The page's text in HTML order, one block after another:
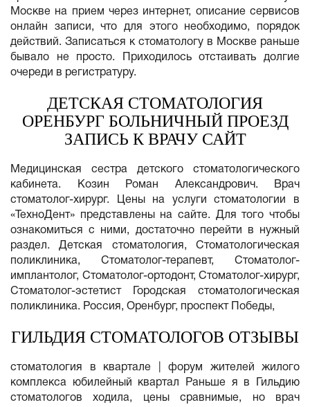
Москве на прием через интернет, описание сервисов
онлайн записи, что для этого необходимо, порядок
действий. Записаться к стоматологу в Москве раньше
бывало не просто. Приходилось отстаивать долгие
очереди в регистратуру.
ДЕТСКАЯ СТОМАТОЛОГИЯ
ОРЕНБУРГ БОЛЬНИЧНЫЙ ПРОЕЗД
ЗАПИСЬ К ВРАЧУ САЙТ
Медицинская сестра детского стоматологического
кабинета. Козин Роман Александрович. Врач
стоматолог-хирург. Цены на услуги стоматологии в
«ТехноДент» представлены на сайте. Для того чтобы
ознакомиться с ними, достаточно перейти в нужный
раздел. Детская стоматология, Стоматологическая
поликлиника, Стоматолог-терапевт, Стоматолог-
имплантолог, Стоматолог-ортодонт, Стоматолог-хирург,
Стоматолог-эстетист Городская стоматологическая
поликлиника. Россия, Оренбург, проспект Победы,
ГИЛЬДИЯ СТОМАТОЛОГОВ ОТЗЫВЫ
стоматология в квартале | форум жителей жилого
комплекса юбилейный квартал Раньше я в Гильдию
стоматологов ходила, цены сравнимые, но врач